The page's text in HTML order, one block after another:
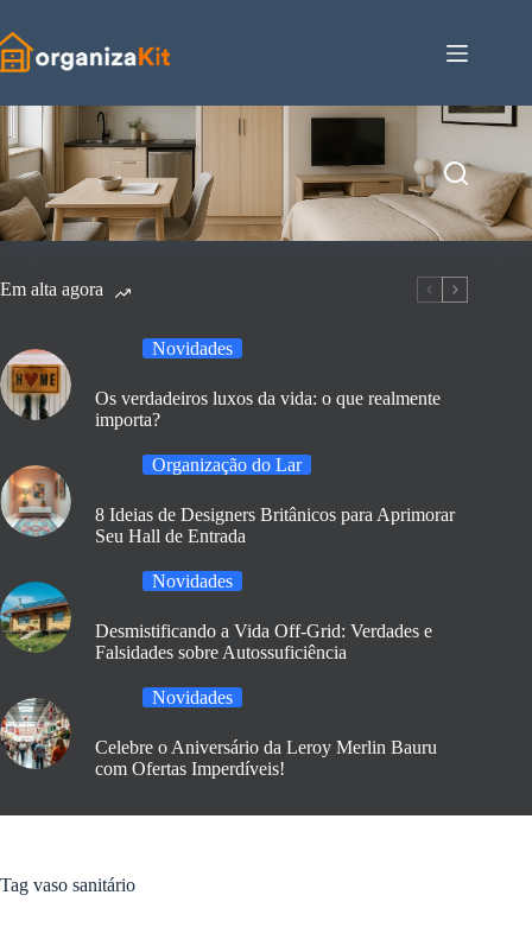
para
o
conteúdo
Em alta agora
Novidades
Os verdadeiros luxos da vida: o que realmente
importa?
Organização do Lar
8 Ideias de Designers Britânicos para Aprimorar
Seu Hall de Entrada
Novidades
Desmistificando a Vida Off-Grid: Verdades e
Falsidades sobre Autossuficiência
Novidades
Celebre o Aniversário da Leroy Merlin Bauru
com Ofertas Imperdíveis!
Tag vaso sanitário